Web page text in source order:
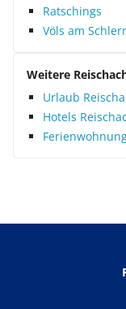
Ratschings
Völs am
Weitere
Urlaub
Hotels